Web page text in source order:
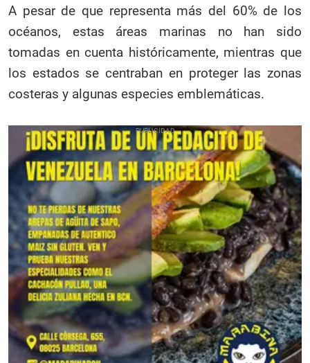
A pesar de que representa más del 60% de los
océanos, estas áreas marinas no han sido
tomadas en cuenta históricamente, mientras que
los estados se centraban en proteger las zonas
costeras y algunas especies emblemáticas.